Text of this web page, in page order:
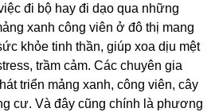
đi bộ hay đi dạo qua những
xanh công viên ở đô thị mang
khỏe tinh thần, giúp xoa dịu mệt
trầm cảm. Các chuyên gia
triển mảng xanh, công viên, cây
cư. Và đây cũng chính là phương